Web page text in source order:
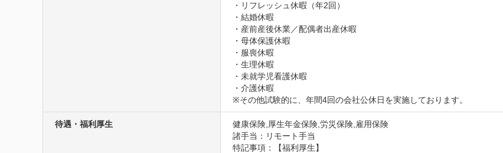
・リフレッシュ休暇（年2回）
・結婚休暇
・産前産後休業／配偶者出産休暇
・母体保護休暇
・服喪休暇
・生理休暇
・未就学児看護休暇
・介護休暇
※その他試験的に、年間4回の会社公休日を実施しております。
待遇・福利厚生
健康保険,厚生年金保険,労災保険,雇用保険
諸手当：リモート手当
特記事項：【福利厚生】